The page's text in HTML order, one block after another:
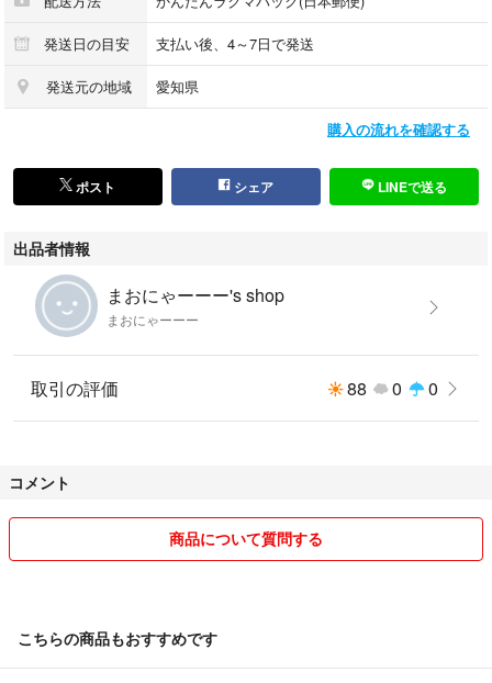
発送日の目安 支払い後、4～7日で発送
発送元の地域 愛知県
購入の流れを確認する
ポスト シェア LINEで送る
出品者情報
まおにゃーーー's shop
まおにゃーーー
取引の評価 88 0 0
コメント
商品について質問する
こちらの商品もおすすめです